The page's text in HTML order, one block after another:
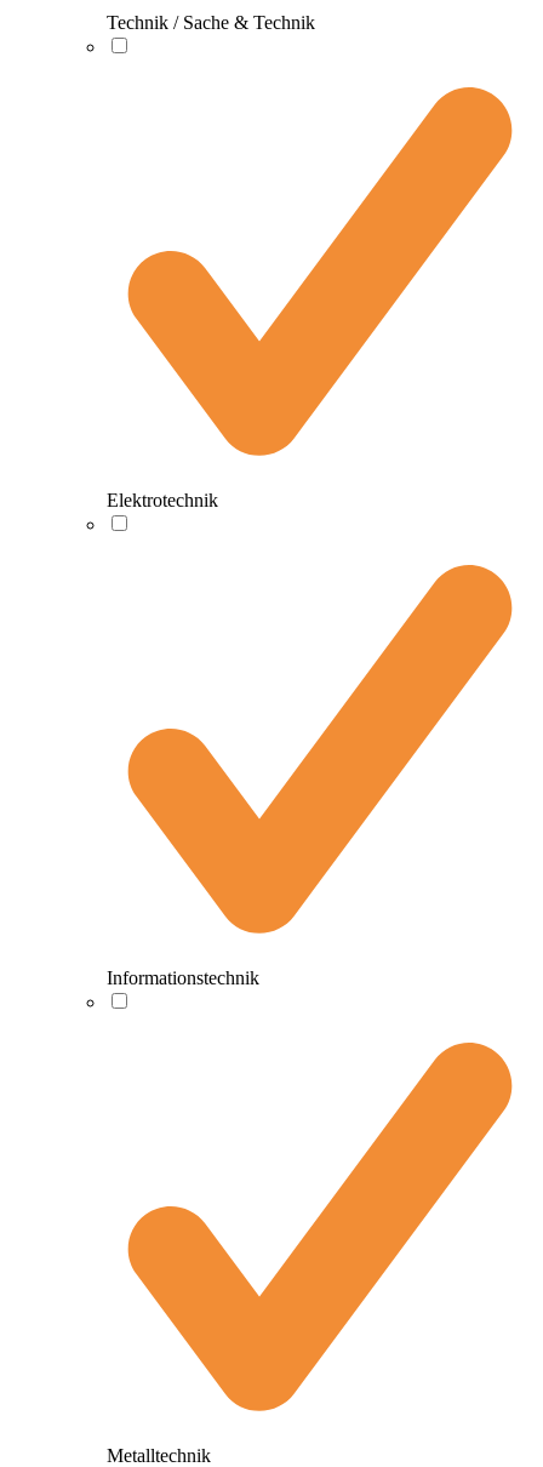
Technik / Sache & Technik
Elektrotechnik
Informationstechnik
Metalltechnik